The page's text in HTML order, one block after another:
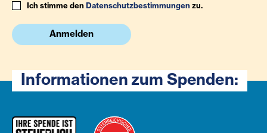
Ich stimme denDatenschutzbestimmungenzu.
Anmelden
Informationen zum Spenden: